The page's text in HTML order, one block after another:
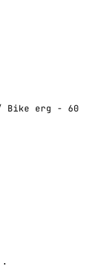
Bike erg - 60
.